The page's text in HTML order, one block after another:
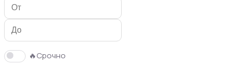
Товары для здоровья
🔥Срочно